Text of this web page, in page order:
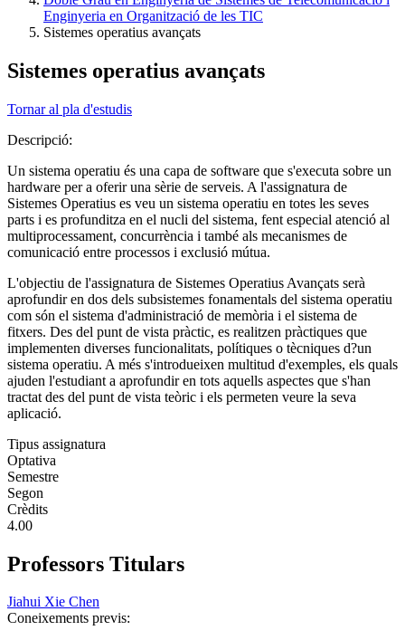
Enginyeria en Organització de les TIC
Sistemes operatius avançats
Sistemes operatius avançats
Tornar al pla d'estudis
Descripció:
Un sistema operatiu és una capa de software que s'executa sobre un
hardware per a oferir una sèrie de serveis. A l'assignatura de
Sistemes Operatius es veu un sistema operatiu en totes les seves
parts i es profunditza en el nucli del sistema, fent especial atenció al
multiprocessament, concurrència i també als mecanismes de
comunicació entre processos i exclusió mútua.
L'objectiu de l'assignatura de Sistemes Operatius Avançats serà
aprofundir en dos dels subsistemes fonamentals del sistema operatiu
com són el sistema d'administració de memòria i el sistema de
fitxers. Des del punt de vista pràctic, es realitzen pràctiques que
implementen diverses funcionalitats, polítiques o tècniques d?un
sistema operatiu. A més s'introdueixen multitud d'exemples, els quals
ajuden l'estudiant a aprofundir en tots aquells aspectes que s'han
tractat des del punt de vista teòric i els permeten veure la seva
aplicació.
Tipus assignatura
Optativa
Semestre
Segon
Crèdits
4.00
Professors Titulars
Jiahui Xie Chen
Coneixements previs: